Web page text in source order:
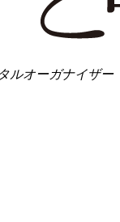
ルオーガナイザー